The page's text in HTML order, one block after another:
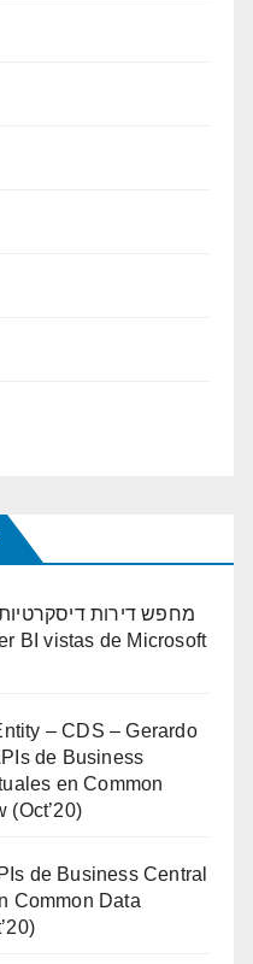
מחפש דירות
BI vistas de Microsoft
– CDS – Gerardo
de Business
en Common
(Oct’20)
de Business Central
Common Data